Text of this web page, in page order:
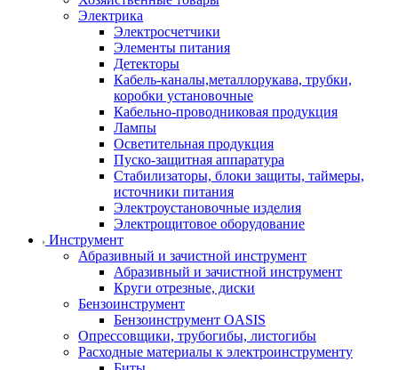
Электрика
Электросчетчики
Элементы питания
Детекторы
Кабель-каналы,металлорукава, трубки,
коробки установочные
Кабельно-проводниковая продукция
Лампы
Осветительная продукция
Пуско-защитная аппаратура
Стабилизаторы, блоки защиты, таймеры,
источники питания
Электроустановочные изделия
Электрощитовое оборудование
Инструмент
Абразивный и зачистной инструмент
Абразивный и зачистной инструмент
Круги отрезные, диски
Бензоинструмент
Бензоинструмент OASIS
Опрессовщики, трубогибы, листогибы
Расходные материалы к электроинструменту